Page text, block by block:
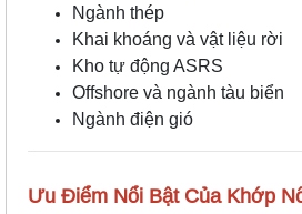
Ngành thép
Khai khoáng và vật liệu rời
Kho tự động ASRS
Offshore và ngành tàu biển
Ngành điện gió
Ưu Điểm Nổi Bật Của Khớp